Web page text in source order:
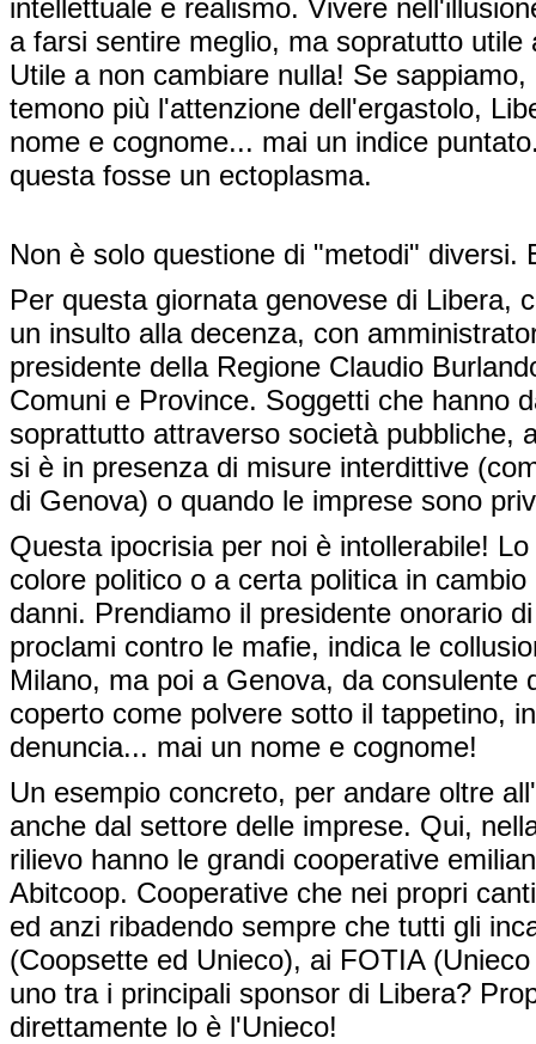
intellettuale e realismo. Vivere
a farsi sentire meglio, ma sopratutto
Utile a non cambiare nulla! Se
temono più l'attenzione dell'ergastolo,
nome e cognome... mai un indice
questa fosse un ectoplasma.
Non è solo questione di "metodi" diversi.
Per questa giornata genovese di Libera,
un insulto alla decenza, con
presidente della Regione Claudio
Comuni e Province. Soggetti che hanno
soprattutto attraverso società pubbliche,
si è in presenza di misure interdittive
di Genova) o quando le imprese sono
Questa ipocrisia per noi è intollerabile!
colore politico o a certa politica in
danni. Prendiamo il presidente onorario
proclami contro le mafie, indica le
Milano, ma poi a Genova, da
coperto come polvere sotto il tappetino,
denuncia... mai un nome e cognome!
Un esempio concreto, per andare oltre
anche dal settore delle imprese. Qui,
rilievo hanno le grandi cooperative
Abitcoop. Cooperative che nei propri
ed anzi ribadendo sempre che tutti gli
(Coopsette ed Unieco), ai FOTIA
uno tra i principali sponsor di Libera?
direttamente lo è l'Unieco!